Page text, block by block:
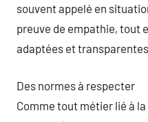
souvent appelé en
preuve de empathie, tout
adaptées et
Des normes à respecter
Comme tout métier lié à